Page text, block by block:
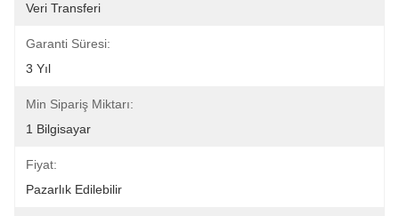
Veri Transferi
Garanti Süresi:
3 Yıl
Min Sipariş Miktarı:
1 Bilgisayar
Fiyat:
Pazarlık Edilebilir